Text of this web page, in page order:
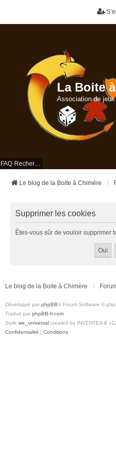
La Boite
Association de
FAQ Rechercher
Le blog de la Boite à Chimère
Supprimer les cookies
Êtes-vous sûr de vouloir supprimer
Le blog de la Boite à Chimère
Développé par phpBB® Forum Software ©
Traduit par phpBB-fr.com
Style we_universal created by INVENTEA &
Confidentialité | Conditions